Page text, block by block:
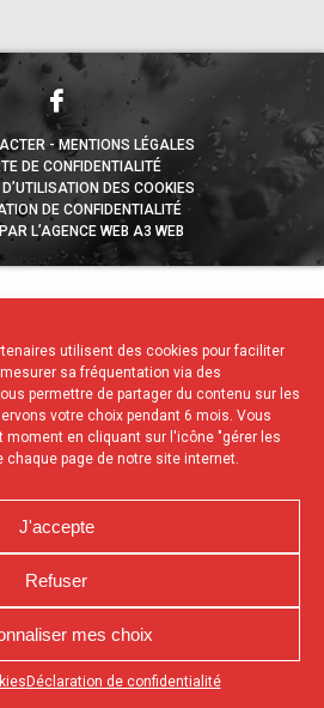
utilisent des cookies pour faciliter
sa fréquentation via des
permettre de partager du contenu sur les
votre choix pendant 6 mois. Vous
moment en cliquant sur l'icône "gérer les
chaque page de notre site internet.
J'accepte
Refuser
mes choix
Déclaration de confidentialité
en bas de votre
MENTIONS LÉGALES
DE CONFIDENTIALITÉ
DES COOKIES
DE CONFIDENTIALITÉ
L’AGENCE WEB A3 WEB